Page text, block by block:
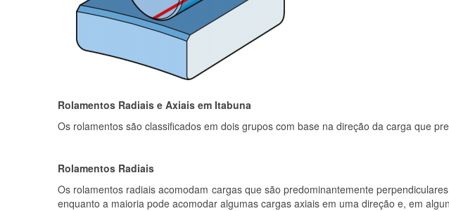
Rolamentos Radiais e Axiais em Itabuna
Os rolamentos são classificados em dois grupos com base na direção da carga que
Rolamentos Radiais
Os rolamentos radiais acomodam cargas que são predominantemente
enquanto a maioria pode acomodar algumas cargas axiais em uma direção e, em